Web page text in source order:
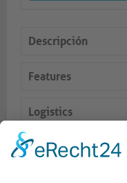
Descripción
Features
Logistics
Dokumente